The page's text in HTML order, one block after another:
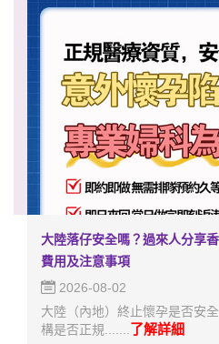
大陸落仔安全嗎？過來人分享
費用及注意事項
2026-08-02
大陸（內地）終止懷孕是否安
構是否正規....... 了解詳細